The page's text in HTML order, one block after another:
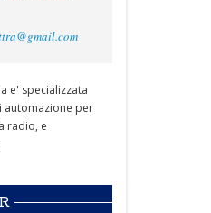
e' specializzata
automazione per
radio, e